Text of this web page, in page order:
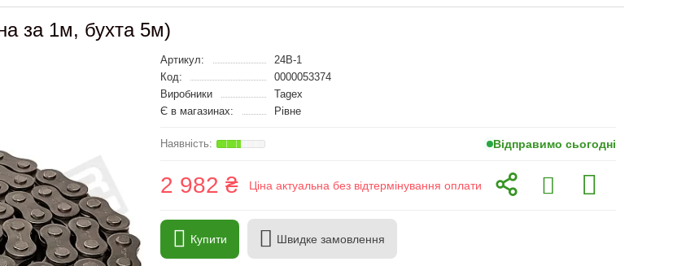
за 1м, бухта 5м)
Артикул:
24B-1
Код:
0000053374
Виробники
Tagex
Є в магазинах:
Рівне
Відправимо сьогодні
2 982 ₴ Ціна актуальна без відтермінування оплати
Купити Швидке замовлення